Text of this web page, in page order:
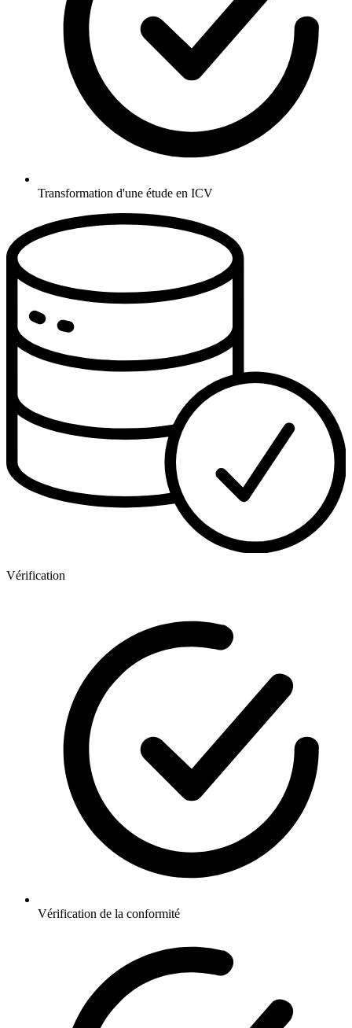
Transformation d'une étude en ICV
Vérification
Vérification de la conformité